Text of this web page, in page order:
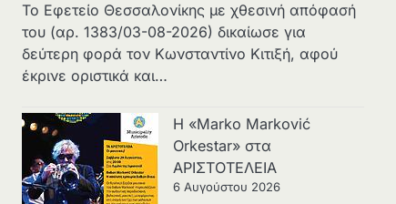
Το Εφετείο Θεσσαλονίκης με χθεσινή απόφασή
του (αρ. 1383/03-08-2026) δικαίωσε για
δεύτερη φορά τον Κωνσταντίνο Κιτιξή, αφού
έκρινε οριστικά και…
Η «Marko Marković
Orkestar» στα
ΑΡΙΣΤΟΤΕΛΕΙΑ
6 Αυγούστου 2026